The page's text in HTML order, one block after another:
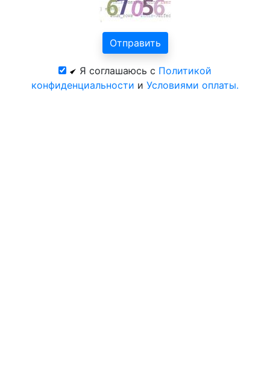
Я соглашаюсь с Политикой
конфиденциальности и Условиями оплаты.